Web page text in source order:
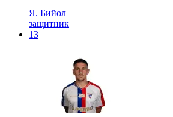
Я. Бийол
защитник
13